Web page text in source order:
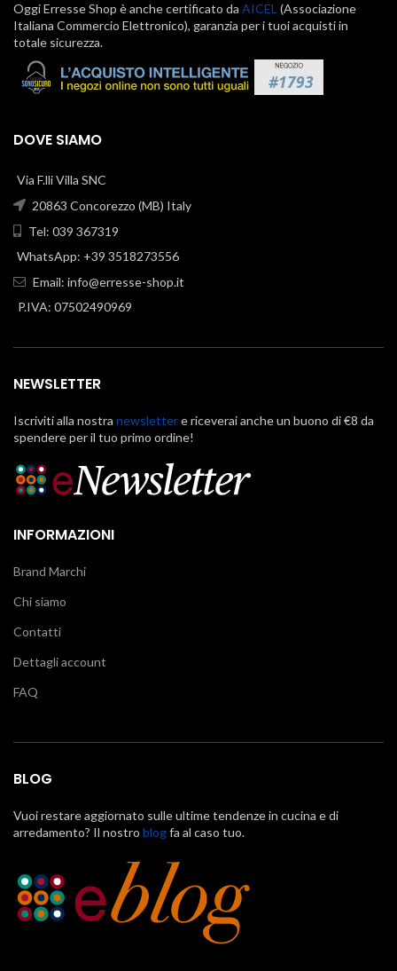
Oggi Erresse Shop è anche certificato da AICEL (Associazione
Italiana Commercio Elettronico), garanzia per i tuoi acquisti in
totale sicurezza.
DOVE SIAMO
Via F.lli Villa SNC
20863 Concorezzo (MB) Italy
Tel: 039 367319
WhatsApp: +39 3518273556
Email: info@erresse-shop.it
P.IVA: 07502490969
NEWSLETTER
Iscriviti alla nostra newslettere riceverai anche un buono di €8 da
spendere per il tuo primo ordine!
INFORMAZIONI
Brand Marchi
Chi siamo
Contatti
Dettagli account
FAQ
BLOG
Vuoi restare aggiornato sulle ultime tendenze in cucina e di
arredamento? Il nostro blogfa al caso tuo.